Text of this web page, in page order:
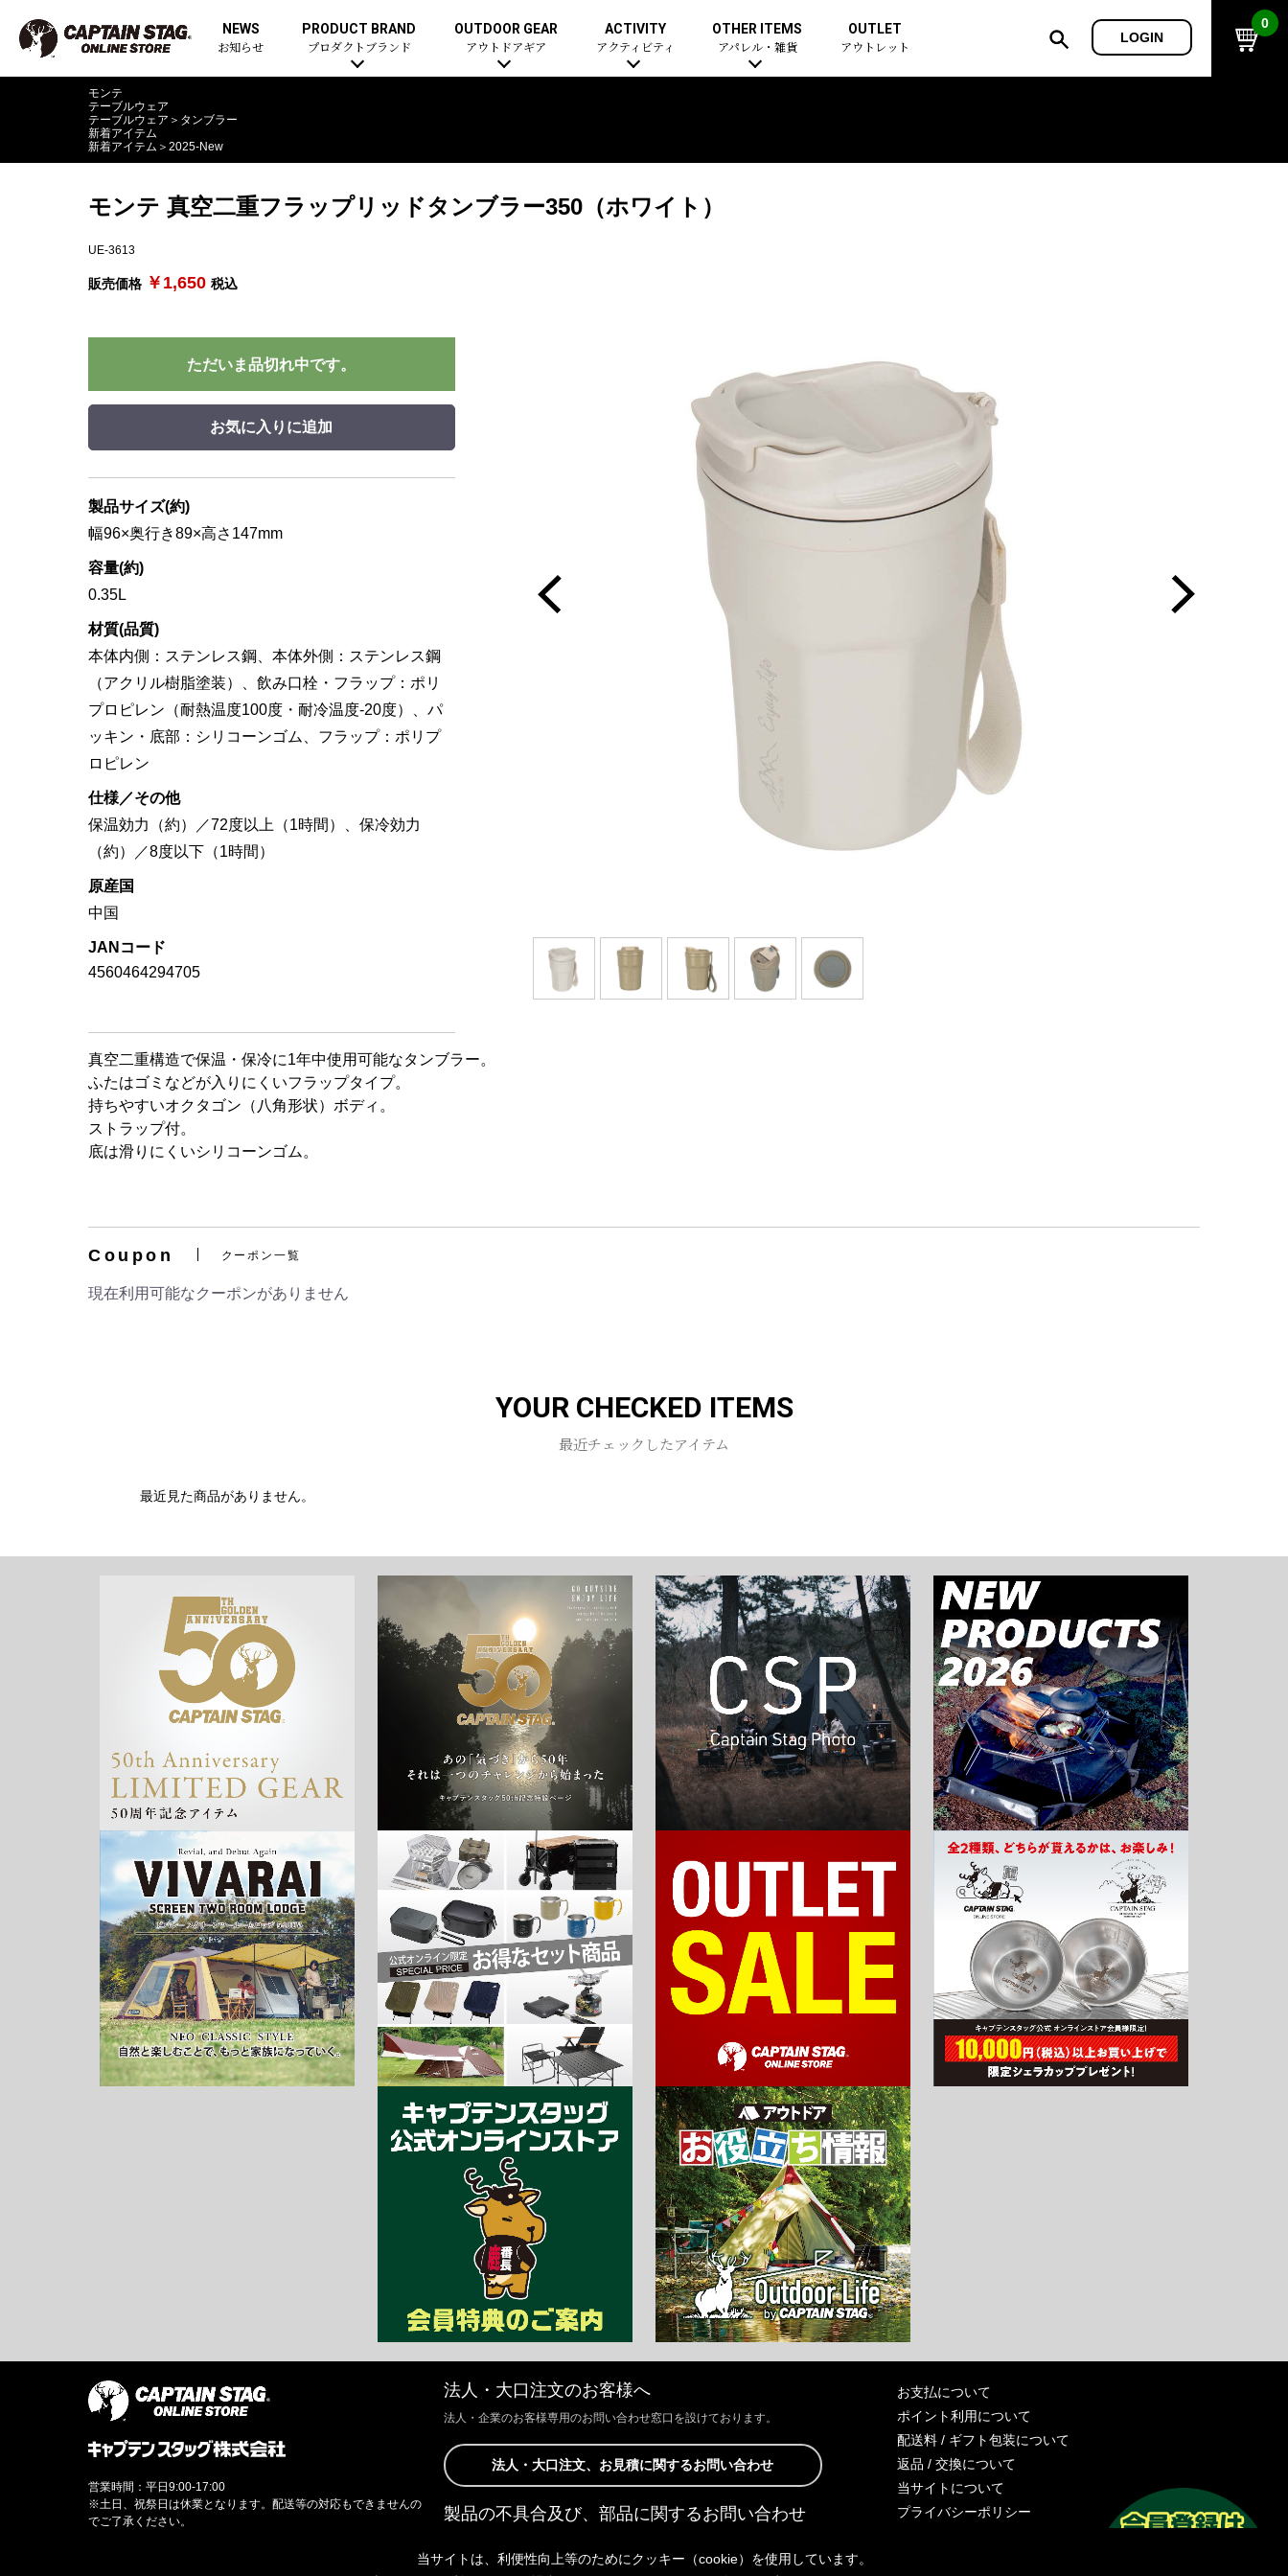
NEWS
お知らせ
PRODUCT BRAND
プロダクトブランド
OUTDOOR GEAR
アウトドアギア
ACTIVITY
アクティビティ
OTHER ITEMS
アパレル・雑貨
OUTLET
アウトレット
LOGIN
0
モンテ
テーブルウェア
テーブルウェア ＞ タンブラー
新着アイテム
新着アイテム ＞ 2025-New
モンテ 真空二重フラップリッドタンブラー350（ホワイト）
UE-3613
販売価格 ￥1,650 税込
ただいま品切れ中です。
お気に入りに追加
製品サイズ(約)
幅96×奥行き89×高さ147mm
容量(約)
0.35L
材質(品質)
本体内側：ステンレス鋼、本体外側：ステンレス鋼
（アクリル樹脂塗装）、飲み口栓・フラップ：ポリ
プロピレン（耐熱温度100度・耐冷温度-20度）、パ
ッキン・底部：シリコーンゴム、フラップ：ポリプ
ロピレン
仕様／その他
保温効力（約）／72度以上（1時間）、保冷効力
（約）／8度以下（1時間）
原産国
中国
JANコード
4560464294705
真空二重構造で保温・保冷に1年中使用可能なタンブラー。
ふたはゴミなどが入りにくいフラップタイプ。
持ちやすいオクタゴン（八角形状）ボディ。
ストラップ付。
底は滑りにくいシリコーンゴム。
Coupon クーポン一覧
現在利用可能なクーポンがありません
YOUR CHECKED ITEMS
最近チェックしたアイテム
最近見た商品がありません。
法人・大口注文のお客様へ
法人・企業のお客様専用のお問い合わせ窓口を設けております。
法人・大口注文、お見積に関するお問い合わせ
製品の不具合及び、部品に関するお問い合わせ
きましては、Webサイトにて承っております。
お支払について
ポイント利用について
配送料 / ギフト包装について
返品 / 交換について
当サイトについて
プライバシーポリシー
営業時間：平日9:00-17:00
※土日、祝祭日は休業となります。配送等の対応もできませんの
でご了承ください。
当サイトは、利便性向上等のためにクッキー（cookie）を使用しています。